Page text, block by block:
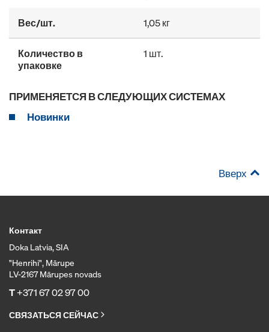
Вес/шт. 1,05 кг
Количество в
упаковке
1 шт.
ПРИМЕНЯЕТСЯ В СЛЕДУЮЩИХ СИСТЕМАХ
Новинки
Вверх
Контакт
Doka Latvia, SIA
"Henrihi", Mārupe
LV-2167 Mārupes novads
T+371 67 02 97 00
СВЯЗАТЬСЯ СЕЙЧАС